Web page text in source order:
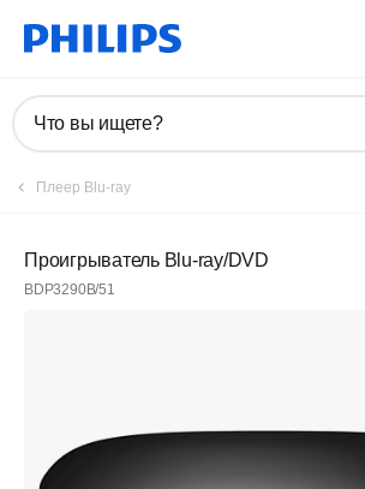
Что вы ищете?
Плеер Blu-ray
Проигрыватель Blu-ray/DVD
BDP3290B/51